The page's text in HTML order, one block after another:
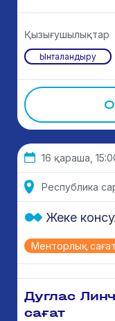
Қызығушылықтар
Ынталандыру
16 қараша,
Республика
Менторлық сағат
Жеке
Дуглас
сағат